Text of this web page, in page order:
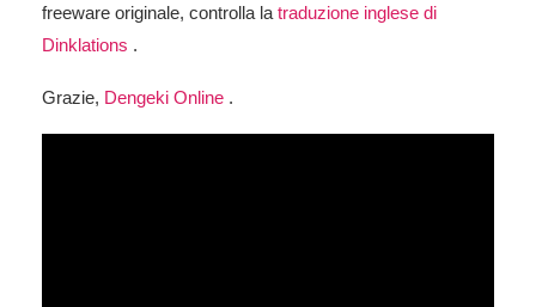
freeware originale, controlla la traduzione inglese di
Dinklations .
Grazie, Dengeki Online .